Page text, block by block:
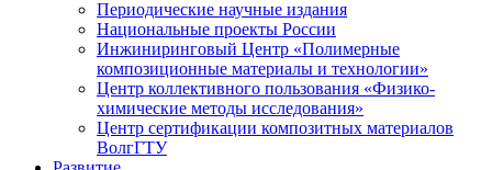
Периодические научные издания
Национальные проекты России
Инжиниринговый Центр «Полимерные
композиционные материалы и технологии»
Центр коллективного пользования «Физико-
химические методы исследования»
Центр сертификации композитных материалов
ВолгГТУ